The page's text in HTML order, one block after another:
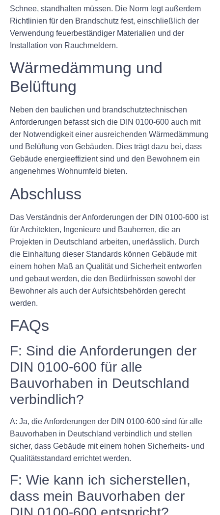
Schnee, standhalten müssen. Die Norm legt außerdem
Richtlinien für den Brandschutz fest, einschließlich der
Verwendung feuerbeständiger Materialien und der
Installation von Rauchmeldern.
Wärmedämmung und
Belüftung
Neben den baulichen und brandschutztechnischen
Anforderungen befasst sich die DIN 0100-600 auch mit
der Notwendigkeit einer ausreichenden Wärmedämmung
und Belüftung von Gebäuden. Dies trägt dazu bei, dass
Gebäude energieeffizient sind und den Bewohnern ein
angenehmes Wohnumfeld bieten.
Abschluss
Das Verständnis der Anforderungen der DIN 0100-600 ist
für Architekten, Ingenieure und Bauherren, die an
Projekten in Deutschland arbeiten, unerlässlich. Durch
die Einhaltung dieser Standards können Gebäude mit
einem hohen Maß an Qualität und Sicherheit entworfen
und gebaut werden, die den Bedürfnissen sowohl der
Bewohner als auch der Aufsichtsbehörden gerecht
werden.
FAQs
F: Sind die Anforderungen der
DIN 0100-600 für alle
Bauvorhaben in Deutschland
verbindlich?
A: Ja, die Anforderungen der DIN 0100-600 sind für alle
Bauvorhaben in Deutschland verbindlich und stellen
sicher, dass Gebäude mit einem hohen Sicherheits- und
Qualitätsstandard errichtet werden.
F: Wie kann ich sicherstellen,
dass mein Bauvorhaben der